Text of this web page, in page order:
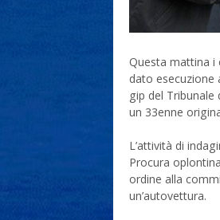
Questa mattina i
dato esecuzione
gip del Tribunale
un 33enne
L’attività di
Procura
ordine alla
un’autovettura.